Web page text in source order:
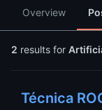
Overview
2 results for
Técnica